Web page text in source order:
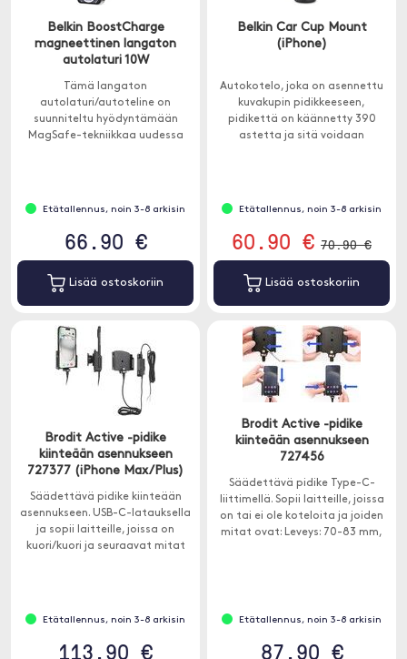
Belkin BoostCharge
magneettinen langaton
autolaturi 10W
Tämä langaton
autolaturi/autoteline on
suunniteltu hyödyntämään
MagSafe-tekniikkaa uudessa
Etätallennus, noin 3-8 arkisin
66.90 €
Lisää ostoskoriin
Belkin Car Cup Mount
(iPhone)
Autokotelo, joka on asennettu
kuvakupin pidikkeeseen,
pidikettä on käännetty 390
astetta ja sitä voidaan
Etätallennus, noin 3-8 arkisin
60.90 € 70.90 €
Lisää ostoskoriin
Brodit Active -pidike
kiinteään asennukseen
727377 (iPhone Max/Plus)
Säädettävä pidike kiinteään
asennukseen. USB-C-latauksella
ja sopii laitteille, joissa on
kuori/kuori ja seuraavat mitat
Etätallennus, noin 3-8 arkisin
113.90 €
Brodit Active -pidike
kiinteään asennukseen
727456
Säädettävä pidike Type-C-
liittimellä. Sopii laitteille, joissa
on tai ei ole koteloita ja joiden
mitat ovat: Leveys: 70-83 mm,
Etätallennus, noin 3-8 arkisin
87.90 €